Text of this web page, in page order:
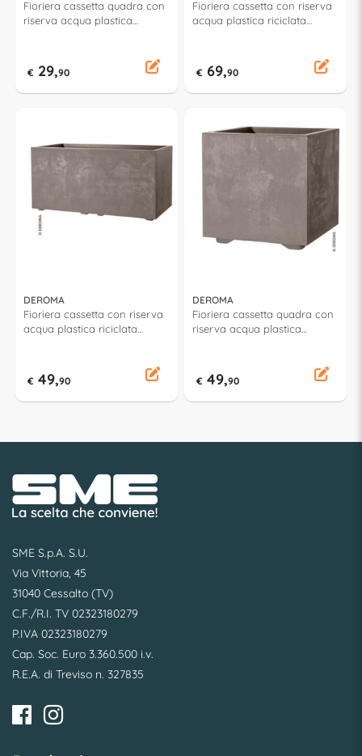
Fioriera cassetta quadra con
riserva acqua plastica
9H816SZ
€ 29,90
Fioriera cassetta con riserva
acqua plastica riciclata
€ 69,90
DEROMA
Fioriera cassetta con riserva
acqua plastica riciclata
€ 49,90
DEROMA
Fioriera cassetta quadra con
riserva acqua plastica
9H836SZ
€ 49,90
SME S.p.A. S.U.
Via Vittoria, 45
31040 Cessalto (TV)
C.F./R.I. TV 02323180279
P.IVA 02323180279
Cap. Soc. Euro 3.360.500 i.v.
R.E.A. di Treviso n. 327835